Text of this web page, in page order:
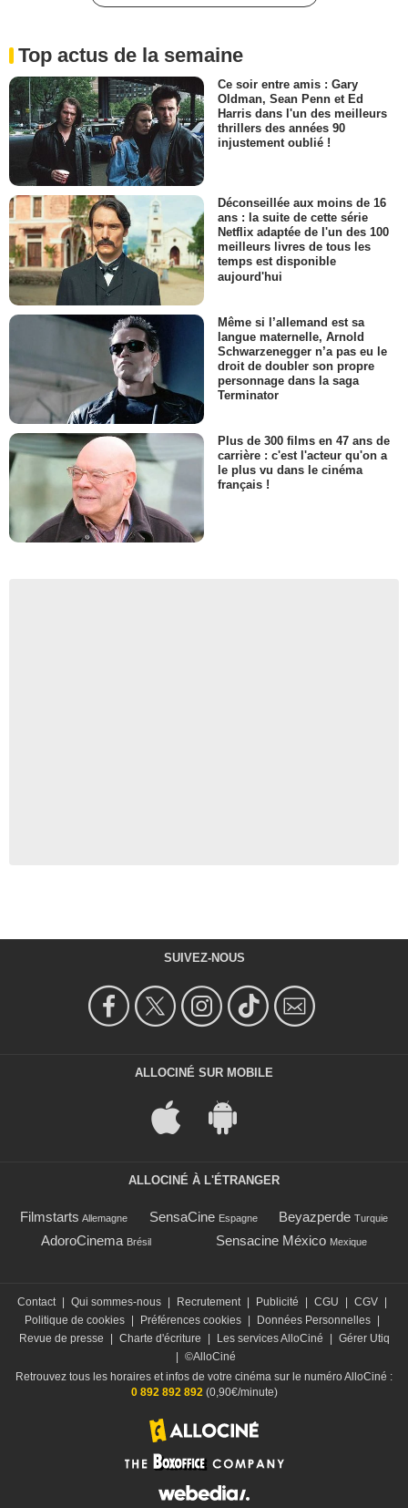
Top actus de la semaine
Ce soir entre amis : Gary
Oldman, Sean Penn et Ed
Harris dans l'un des meilleurs
thrillers des années 90
injustement oublié !
Déconseillée aux moins de 16
ans : la suite de cette série
Netflix adaptée de l'un des 100
meilleurs livres de tous les
temps est disponible
aujourd'hui
Même si l’allemand est sa
langue maternelle, Arnold
Schwarzenegger n’a pas eu le
droit de doubler son propre
personnage dans la saga
Terminator
Plus de 300 films en 47 ans de
carrière : c'est l'acteur qu'on a
le plus vu dans le cinéma
français !
SUIVEZ-NOUS
ALLOCINÉ SUR MOBILE
ALLOCINÉ À L'ÉTRANGER
Filmstarts Allemagne SensaCine Espagne Beyazperde Turquie
AdoroCinema Brésil Sensacine México Mexique
Contact Qui sommes-nous Recrutement Publicité CGU CGV
Politique de cookies
Préférences cookies Données Personnelles
Revue de presse
Charte d'écriture Les services AlloCiné
Gérer Utiq
©AlloCiné
Retrouvez tous les horaires et infos de votre cinéma sur le numéro AlloCiné :
0 892 892 892(0,90€/minute)